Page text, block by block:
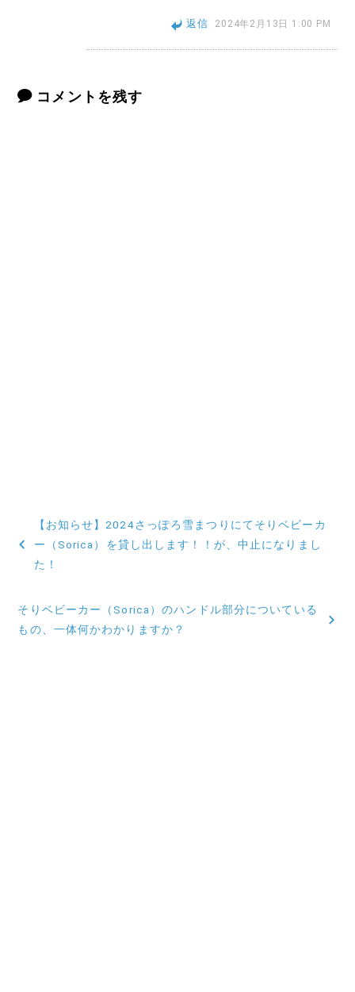
返信 2024年2月13日 1:00 PM
コメントを残す
稿
ビ
ゲ
【お知らせ】2024さっぽろ雪まつりにてそりベビーカ
ー（Sorica）を貸し出します！！が、中止になりまし
た！
そりベビーカー（Sorica）のハンドル部分についている
もの、一体何かわかりますか？